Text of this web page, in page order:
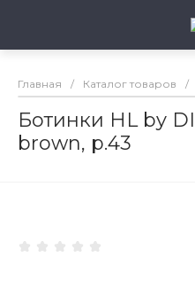
Главная / Каталог товаров /
Ботинки HL by
brown, р.43